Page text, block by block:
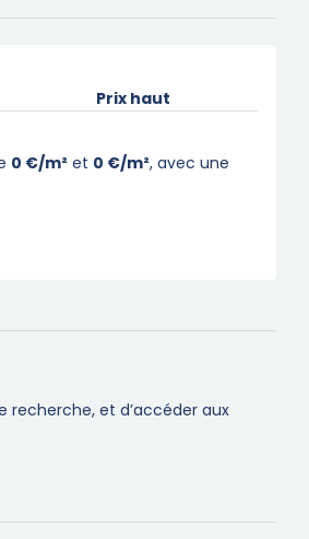
Prix haut
0 €/m² et 0 €/m², avec une
et d’accéder aux